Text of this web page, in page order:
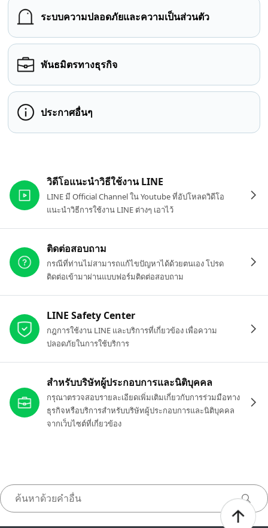
ระบบความปลอดภัยและความเป็นส่วนตัว
พันธมิตรทางธุรกิจ
ประกาศอื่นๆ
วิดีโอแนะนำวิธีใช้งาน LINE
LINE มี Official Channel ใน Youtube ที่อัปโหลดวิดีโอ
แนะนำวิธีการใช้งาน LINE ต่างๆ เอาไว้
ติดต่อสอบถาม
กรณีที่ท่านไม่สามารถแก้ไขปัญหาได้ด้วยตนเอง โปรด
ติดต่อเข้ามาผ่านแบบฟอร์มติดต่อสอบถาม
LINE Safety Center
กฎการใช้งาน LINE และบริการที่เกี่ยวข้อง เพื่อความ
ปลอดภัยในการใช้บริการ
สำหรับบริษัทผู้ประกอบการและนิติบุคคล
กรุณาตรวจสอบรายละเอียดเพิ่มเติมเกี่ยวกับการร่วมมือทาง
ธุรกิจหรือบริการสำหรับบริษัทผู้ประกอบการและนิติบุคคล
จากเว็บไซต์ที่เกี่ยวข้อง